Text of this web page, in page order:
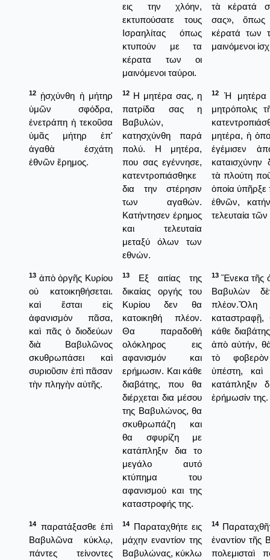
εις την χλόην,
εκτυπούσατε τους
Ισραηλίτας όπως
κτυπούν με τα
κέρατα των οι
μαινόμενοι ταύροι.
τὰ κέρατά
σας», ὅπως
κέρατά των
μαινόμενοι
12 ᾐσχύνθη ἡ μήτηρ
ὑμῶν σφόδρα,
ἐνετράπη ἡ τεκοῦσα
ὑμᾶς μήτηρ ἐπ'
ἀγαθὰ ἐσχάτη
ἐθνῶν ἔρημος.
12 Η μητέρα σας, η
πατρίδα σας η
Βαβυλών,
κατησχύνθη παρά
πολύ. Η μητέρα,
που σας εγέννησε,
κατεντροπιάσθηκε
δια την στέρησιν
των αγαθών.
Κατήντησεν έρημος
και τελευταία
μεταξύ όλων των
εθνών.
12
Ἡ
μητρόπολις
μητέρα, ἡ
ἐγέμισεν
καταισχύνην
τὰ πλούτη
ὁποία
ἐθνῶν,
τελευταία
13 ἀπὸ ὀργῆς Κυρίου
οὐ κατοικηθήσεται.
καὶ ἔσται εἰς
ἀφανισμὸν πᾶσα,
καὶ πᾶς ὁ διοδεύων
διὰ Βαβυλῶνος
σκυθρωπάσει καὶ
συριοῦσιν ἐπὶ πᾶσαν
τὴν πληγὴν αὐτῆς.
13
Εξ αιτίας της
δικαίας οργής του
Κυρίου δεν θα
κατοικηθή πλέον.
Θα παραδοθή
ολόκληρος εις
αφανισμόν και
ερήμωσιν. Και κάθε
διαβάτης, που θα
διέρχεται δια μέσου
της Βαβυλώνος, θα
σκυθρωπάζη και
θα σφυρίζη με
κατάπληξιν δια το
μεγάλο αυτό
κτύπημα του
αφανισμού και της
καταστροφής της.
13 Ἕνεκα τῆς
Βαβυλὼν
καταστραφῇ,
κάθε
ἀπὸ αὐτήν,
τὸ
ὑπέστη,
κατάπληξιν
ἐρήμωσίν της.
14
παρατάξασθε ἐπὶ
Βαβυλῶνα κύκλῳ,
πάντες τείνοντες
14
Παραταχθήτε εις
μάχην εναντίον της
Βαβυλώνας, κύκλω
14
ἐναντίον τῆς
πολεμισταὶ